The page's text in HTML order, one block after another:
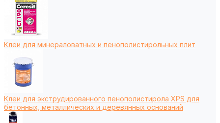
Клеи для минераловатных и пенополистирольных плит
Клеи для экструдированного пенополистирола XPS для
бетонных, металлических и деревянных оснований